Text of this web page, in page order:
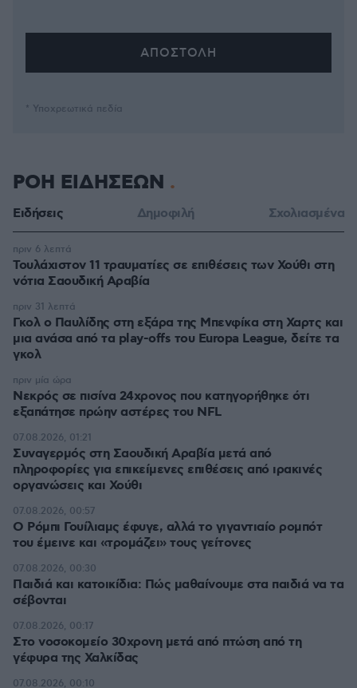
* Υποχρεωτικά πεδία
ΡΟΗ ΕΙΔΗΣΕΩΝ
Ειδήσεις Δημοφιλή Σχολιασμένα
Τουλάχιστον 11 τραυματίες σε επιθέσεις των Χούθι στη
νότια Σαουδική Αραβία
πριν 6 λεπτά
Γκολ ο Παυλίδης στη εξάρα της Μπενφίκα στη Χαρτς και
μια ανάσα από τα play-offs του Europa League, δείτε τα
γκολ
πριν 31 λεπτά
Νεκρός σε πισίνα 24χρονος που κατηγορήθηκε ότι
εξαπάτησε πρώην αστέρες του NFL
πριν μία ώρα
Συναγερμός στη Σαουδική Αραβία μετά από
πληροφορίες για επικείμενες επιθέσεις από ιρακινές
οργανώσεις και Χούθι
07.08.2026, 01:21
Ο Ρόμπι Γουίλιαμς έφυγε, αλλά το γιγαντιαίο ρομπότ
του έμεινε και «τρομάζει» τους γείτονες
07.08.2026, 00:57
Παιδιά και κατοικίδια: Πώς μαθαίνουμε στα παιδιά να τα
σέβονται
07.08.2026, 00:30
Στο νοσοκομείο 30χρονη μετά από πτώση από τη
γέφυρα της Χαλκίδας
07.08.2026, 00:17
07.08.2026, 00:10